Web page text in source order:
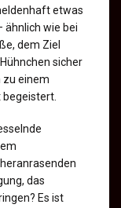
etwas
ähnlich wie bei
dem Ziel
sicher
zu einem
das
Es ist